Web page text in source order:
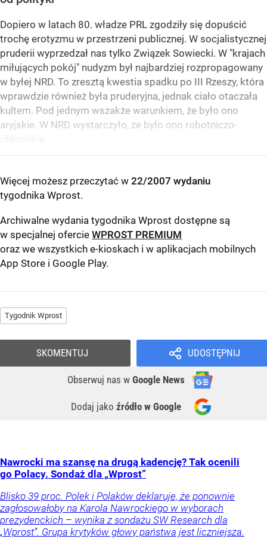
Dopiero w latach 80. władze PRL zgodziły się dopuścić
trochę erotyzmu w przestrzeni publicznej. W socjalistycznej
pruderii wyprzedzał nas tylko Związek Sowiecki. W "krajach
miłujących pokój" nudyzm był najbardziej rozpropagowany
w byłej NRD. To zresztą kwestia spadku po III Rzeszy, która
wprawdzie również była pruderyjna, jednak ciało otaczała
kultem. Pod jednym wszakże warunkiem, że było ono
aryjskie. W NRD wystarczyło, że było ono robotniczo-
Więcej możesz przeczytać w 22/2007 wydaniu
tygodnika Wprost.
Archiwalne wydania tygodnika Wprost dostępne są
w specjalnej ofercie WPROST PREMIUM
oraz we wszystkich e-kioskach i w aplikacjach mobilnych
App Store i Google Play.
Tygodnik Wprost
UDOSTĘPNIJ
Obserwuj nas w Google News
Dodaj jako źródło w Google
SKOMENTUJ
Nawrocki ma szansę na drugą kadencję? Tak ocenili
go Polacy. Sondaż dla „Wprost”
Blisko 39 proc. Polek i Polaków deklaruje, że ponownie
zagłosowałoby na Karola Nawrockiego w wyborach
prezydenckich – wynika z sondażu SW Research dla
„Wprost”. Grupa krytyków głowy państwa jest liczniejsza.